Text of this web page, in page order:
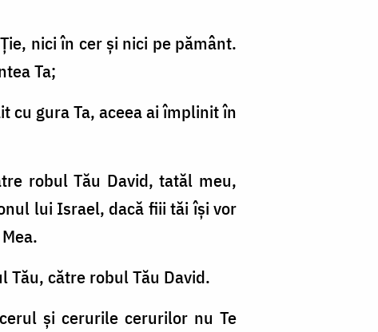
nici în cer şi nici pe pământ.
Ta;
cu gura Ta, aceea ai împlinit în
robul Tău David, tatăl meu,
lui Israel, dacă fiii tăi îşi vor
Tău, către robul Tău David.
şi cerurile cerurilor nu Te